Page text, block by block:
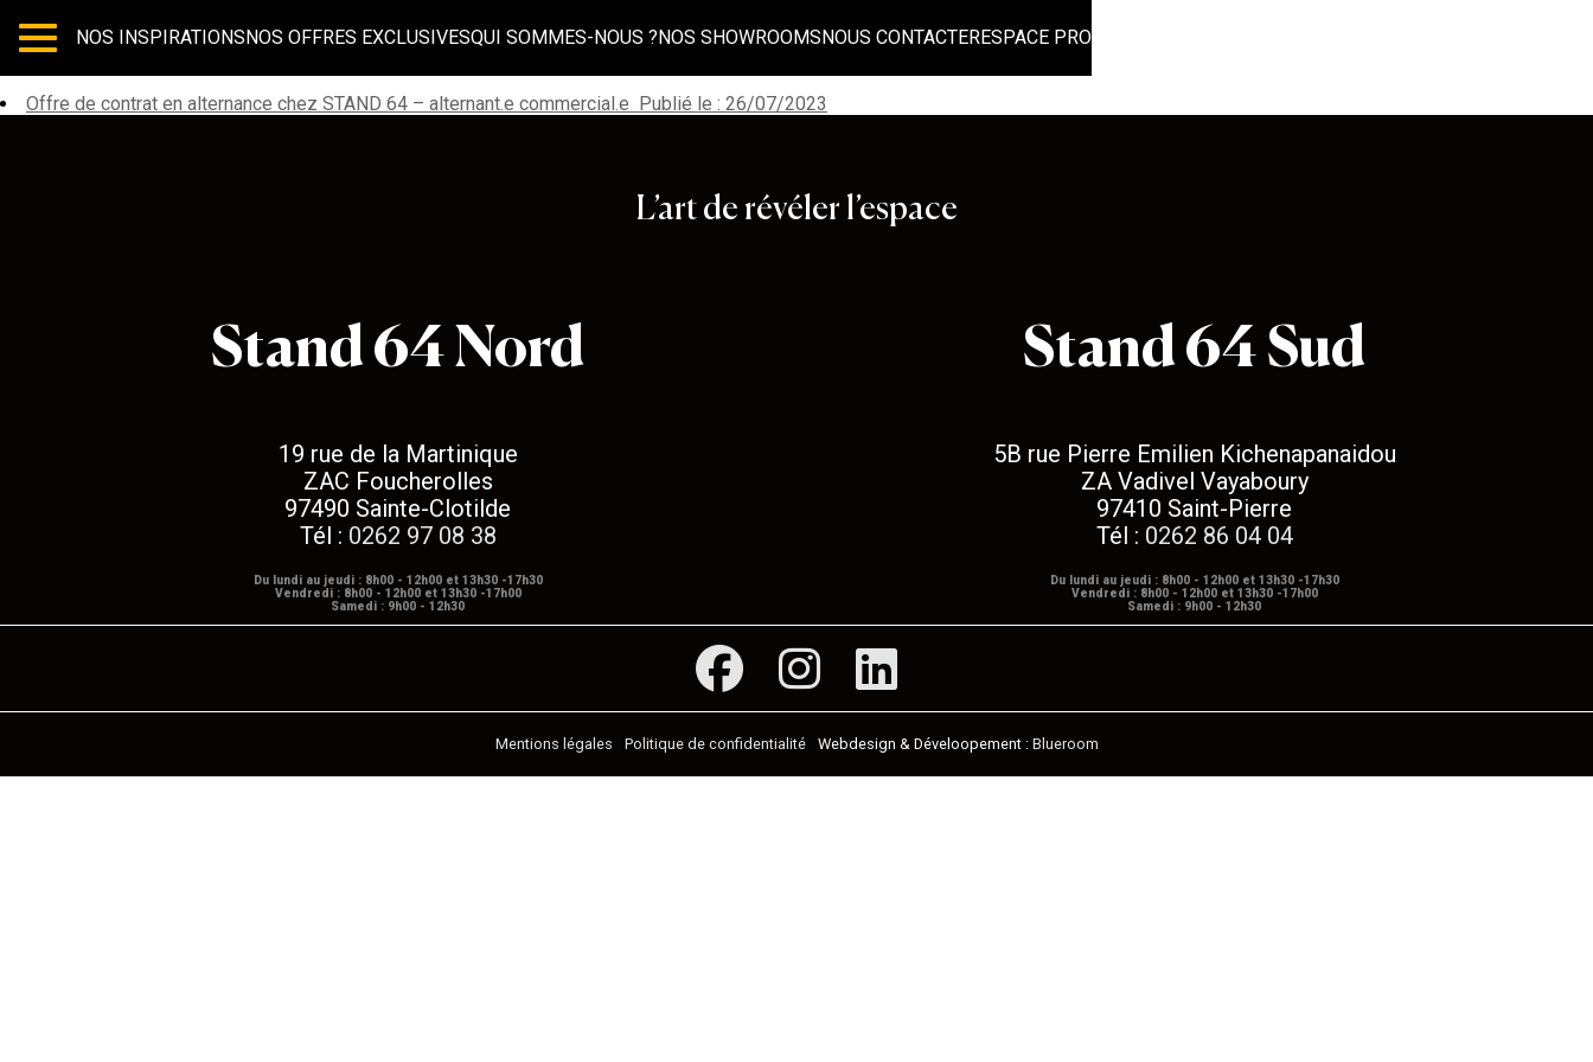
NOS INSPIRATIONSNOS OFFRES EXCLUSIVESQUI SOMMES-NOUS ?NOS SHOWROOMSNOUS CONTACTERESPACE PRO
Les articles avec le hashtag : alternance974
Offre de contrat en alternance chez STAND 64 – alternant.e commercial.e Publié le : 26/07/2023
L’art de révéler l’espace
Stand 64 Nord
19 rue de la Martinique
ZAC Foucherolles
97490 Sainte-Clotilde
Tél : 0262 97 08 38
Du lundi au jeudi : 8h00 - 12h00 et 13h30 -17h30
Vendredi : 8h00 - 12h00 et 13h30 -17h00
Samedi : 9h00 - 12h30
Stand 64 Sud
5B rue Pierre Emilien Kichenapanaidou
ZA Vadivel Vayaboury
97410 Saint-Pierre
Tél : 0262 86 04 04
Du lundi au jeudi : 8h00 - 12h00 et 13h30 -17h30
Vendredi : 8h00 - 12h00 et 13h30 -17h00
Samedi : 9h00 - 12h30
Mentions légales Politique de confidentialité Blueroom